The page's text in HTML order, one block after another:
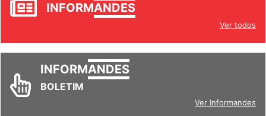
INFORMANDES
Ver todos
INFORMANDES
BOLETIM
Ver Informandes